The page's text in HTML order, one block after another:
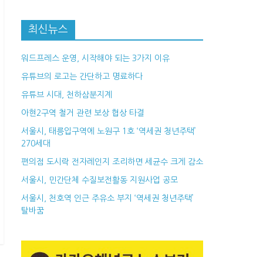
최신뉴스
워드프레스 운영, 시작해야 되는 3가지 이유
유튜브의 로고는 간단하고 명료하다
유튜브 시대, 천하삼분지계
아현2구역 철거 관련 보상 협상 타결
서울시, 태릉입구역에 노원구 1호 ‘역세권 청년주택’
270세대
편의점 도시락 전자레인지 조리하면 세균수 크게 감소
서울시, 민간단체 수질보전활동 지원사업 공모
서울시, 천호역 인근 주유소 부지 ‘역세권 청년주택’
탈바꿈